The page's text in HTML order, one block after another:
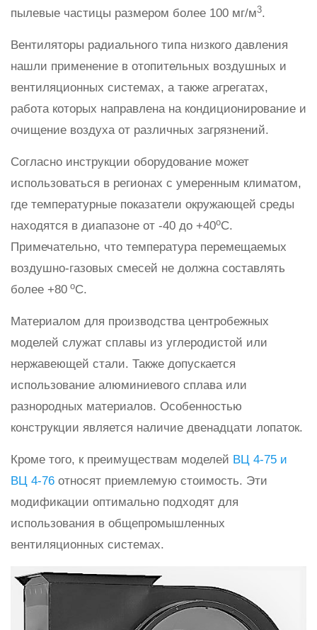
пылевые частицы размером более 100 мг/м3.
Вентиляторы радиального типа низкого давления
нашли применение в отопительных воздушных и
вентиляционных системах, а также агрегатах,
работа которых направлена на кондиционирование и
очищение воздуха от различных загрязнений.
Согласно инструкции оборудование может
использоваться в регионах с умеренным климатом,
где температурные показатели окружающей среды
находятся в диапазоне от -40 до +40оС.
Примечательно, что температура перемещаемых
воздушно-газовых смесей не должна составлять
более +80 оС.
Материалом для производства центробежных
моделей служат сплавы из углеродистой или
нержавеющей стали. Также допускается
использование алюминиевого сплава или
разнородных материалов. Особенностью
конструкции является наличие двенадцати лопаток.
Кроме того, к преимуществам моделей ВЦ 4-75 и
ВЦ 4-76 относят приемлемую стоимость. Эти
модификации оптимально подходят для
использования в общепромышленных
вентиляционных системах.